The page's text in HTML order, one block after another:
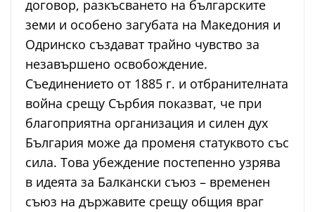
договор, разкъсването на българските
земи и особено загубата на Македония и
Одринско създават трайно чувство за
незавършено освобождение.
Съединението от 1885 г. и отбранителната
война срещу Сърбия показват, че при
благоприятна организация и силен дух
България може да променя статуквото със
сила. Това убеждение постепенно узрява
в идеята за Балкански съюз – временен
съюз на държавите срещу общия враг